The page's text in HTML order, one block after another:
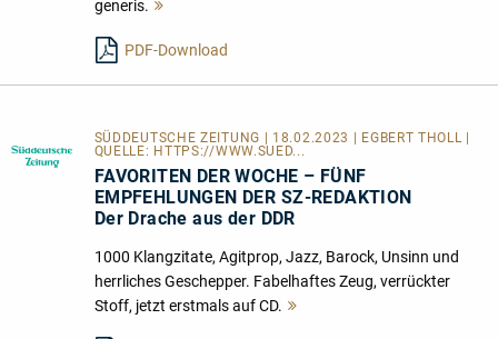
generis.
PDF-Download
SÜDDEUTSCHE ZEITUNG | 18.02.2023 | EGBERT THOLL |
QUELLE: HTTPS://WWW.SUED...
FAVORITEN DER WOCHE – FÜNF
EMPFEHLUNGEN DER SZ-REDAKTION
Der Drache aus der DDR
1000 Klangzitate, Agitprop, Jazz, Barock, Unsinn und
herrliches Geschepper. Fabelhaftes Zeug, verrückter
Stoff, jetzt erstmals auf CD.